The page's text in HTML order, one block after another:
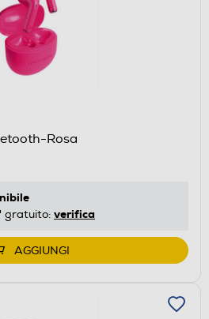
Rosa
gratuito: verifica
AGGIUNGI